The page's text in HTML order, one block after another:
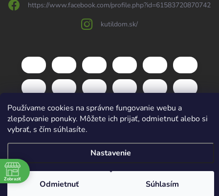
Používame cookies na správne fungovanie webu a
zlepšovanie ponuky. Môžete ich prijať, odmietnuť alebo si
vybrať, s čím súhlasíte.
Nastavenie
Odmietnuť Súhlasím
https://www.facebook.com/profile.php?id=61583720870742
kutildom.sk/
Copyright 2026kutildom.sk. Všetky práva vyhradené.Upraviť nastavenie
cookies
Zobraziť